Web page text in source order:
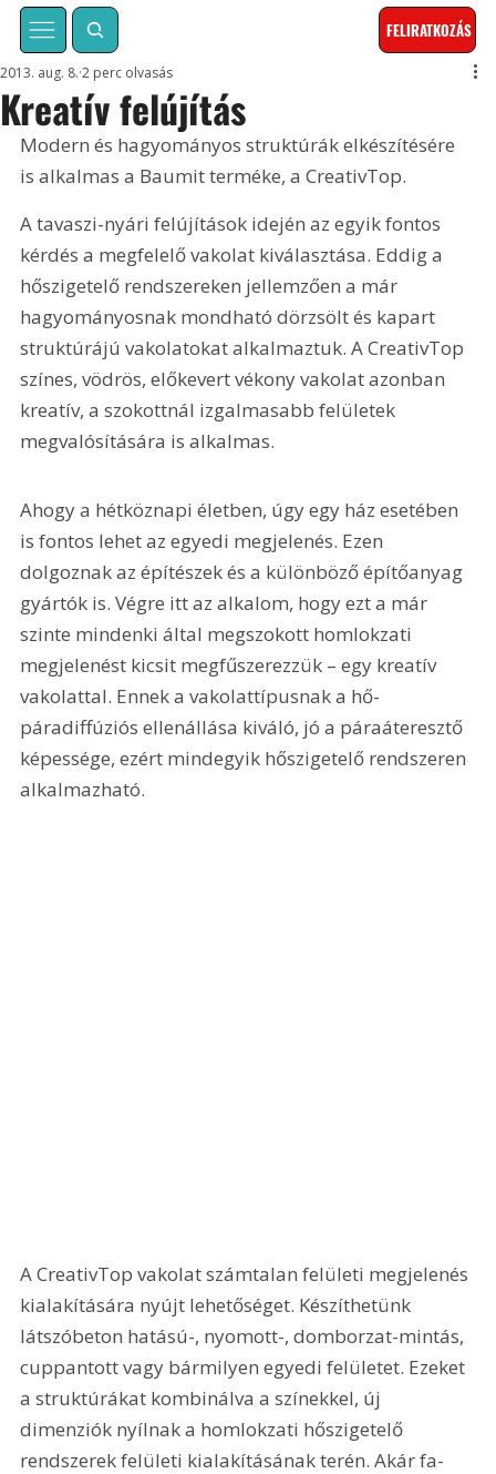
FELIRATKOZÁS
Kreatív felújítás
2013. aug. 8. 2 perc olvasás
Modern és hagyományos struktúrák elkészítésére
is alkalmas a Baumit terméke, a CreativTop.
A tavaszi-nyári felújítások idején az egyik fontos
kérdés a megfelelő vakolat kiválasztása. Eddig a
hőszigetelő rendszereken jellemzően a már
hagyományosnak mondható dörzsölt és kapart
struktúrájú vakolatokat alkalmaztuk. A CreativTop
színes, vödrös, előkevert vékony vakolat azonban
kreatív, a szokottnál izgalmasabb felületek
megvalósítására is alkalmas.
Ahogy a hétköznapi életben, úgy egy ház esetében
is fontos lehet az egyedi megjelenés. Ezen
dolgoznak az építészek és a különböző építőanyag
gyártók is. Végre itt az alkalom, hogy ezt a már
szinte mindenki által megszokott homlokzati
megjelenést kicsit megfűszerezzük – egy kreatív
vakolattal. Ennek a vakolattípusnak a hő-
páradiffúziós ellenállása kiváló, jó a páraáteresztő
képessége, ezért mindegyik hőszigetelő rendszeren
alkalmazható.
A CreativTop vakolat számtalan felületi megjelenés
kialakítására nyújt lehetőséget. Készíthetünk
látszóbeton hatású-, nyomott-, domborzat-mintás,
cuppantott vagy bármilyen egyedi felületet. Ezeket
a struktúrákat kombinálva a színekkel, új
dimenziók nyílnak a homlokzati hőszigetelő
rendszerek felületi kialakításának terén. Akár fa-